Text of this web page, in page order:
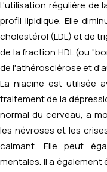
L'utilisation régulière de
profil lipidique. Elle
cholestérol (LDL) et de
de la fraction HDL (ou
de l'athérosclérose et
La niacine est utilisée
traitement de la
normal du cerveau, a
les névroses et les
calmant. Elle peut
mentales. Il a également